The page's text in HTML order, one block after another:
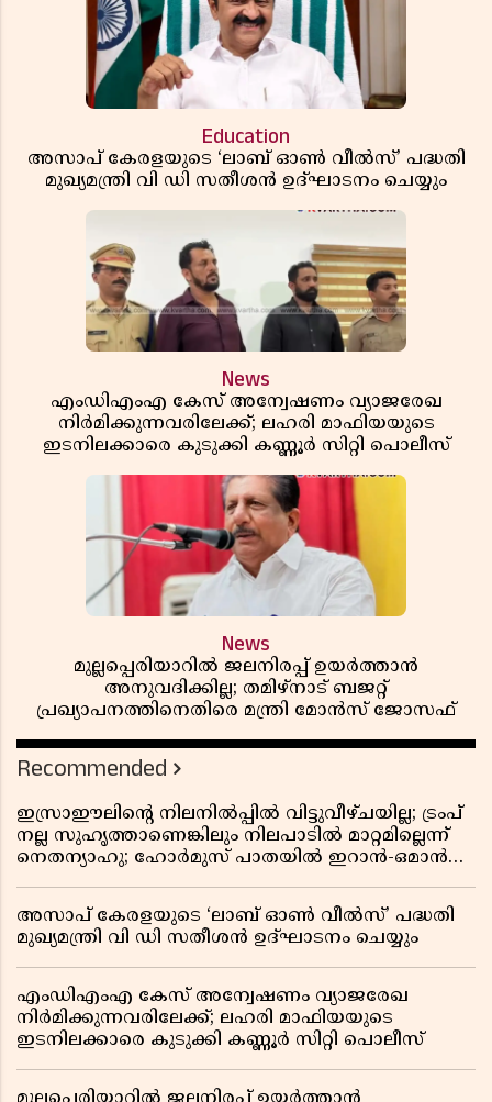
Education
അസാപ് കേരളയുടെ ‘ലാബ് ഓൺ വീൽസ്’ പദ്ധതി
മുഖ്യമന്ത്രി വി ഡി സതീശൻ ഉദ്ഘാടനം ചെയ്യും
News
എംഡിഎംഎ കേസ് അന്വേഷണം വ്യാജരേഖ
നിർമിക്കുന്നവരിലേക്ക്; ലഹരി മാഫിയയുടെ
ഇടനിലക്കാരെ കുടുക്കി കണ്ണൂർ സിറ്റി പൊലീസ്
News
മുല്ലപ്പെരിയാറിൽ ജലനിരപ്പ് ഉയർത്താൻ
അനുവദിക്കില്ല; തമിഴ്നാട് ബജറ്റ്
പ്രഖ്യാപനത്തിനെതിരെ മന്ത്രി മോൻസ് ജോസഫ്
Recommended
ഇസ്രാഈലിന്റെ നിലനിൽപ്പിൽ വിട്ടുവീഴ്ചയില്ല; ട്രംപ്
നല്ല സുഹൃത്താണെങ്കിലും നിലപാടിൽ മാറ്റമില്ലെന്ന്
നെതന്യാഹു; ഹോർമുസ് പാതയിൽ ഇറാൻ-ഒമാൻ
അസാപ് കേരളയുടെ ‘ലാബ് ഓൺ വീൽസ്’ പദ്ധതി
മുഖ്യമന്ത്രി വി ഡി സതീശൻ ഉദ്ഘാടനം ചെയ്യും
എംഡിഎംഎ കേസ് അന്വേഷണം വ്യാജരേഖ
നിർമിക്കുന്നവരിലേക്ക്; ലഹരി മാഫിയയുടെ
ഇടനിലക്കാരെ കുടുക്കി കണ്ണൂർ സിറ്റി പൊലീസ്